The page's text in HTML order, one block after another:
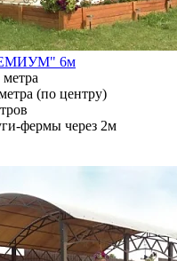
6м
(по центру)
фермы через 2м